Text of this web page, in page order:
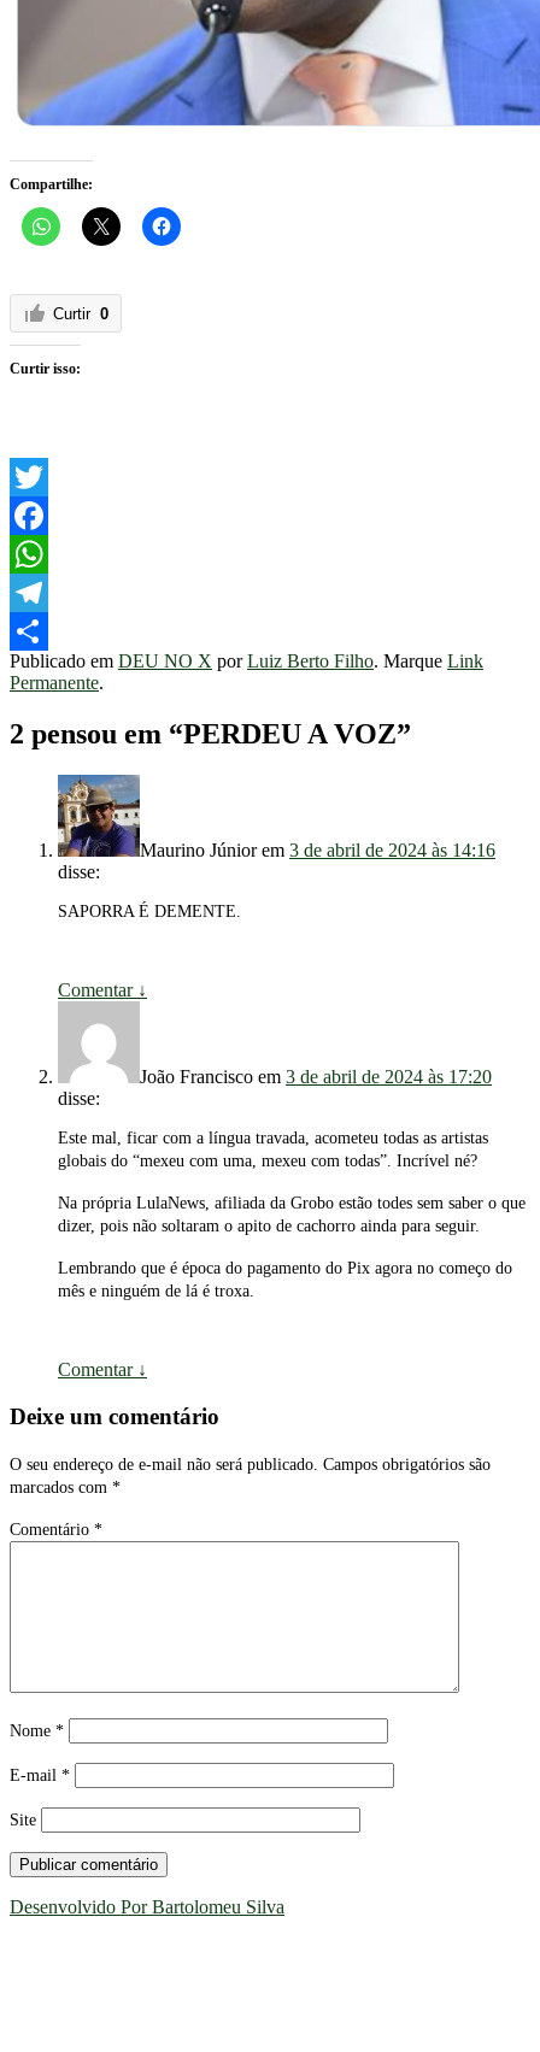
Compartilhe:
Curtir 0
Curtir isso:
Twitter
Facebook
WhatsApp
Telegram
Share
Publicado em DEU NO X porLuiz Berto Filho. Marque Link
Permanente.
2 pensou em “PERDEU A VOZ”
Maurino Júniorem 3 de abril de 2024 às 14:16
disse:
SAPORRA É DEMENTE.
Comentar ↓
João Francisco em 3 de abril de 2024 às 17:20
disse:
Este mal, ficar com a língua travada, acometeu todas as artistas
globais do “mexeu com uma, mexeu com todas”. Incrível né?
Na própria LulaNews, afiliada da Grobo estão todes sem saber o que
dizer, pois não soltaram o apito de cachorro ainda para seguir.
Lembrando que é época do pagamento do Pix agora no começo do
mês e ninguém de lá é troxa.
Comentar ↓
Deixe um comentário
O seu endereço de e-mail não será publicado. Campos obrigatórios são
marcados com *
Comentário *
Nome *
E-mail *
Site
Desenvolvido Por Bartolomeu Silva